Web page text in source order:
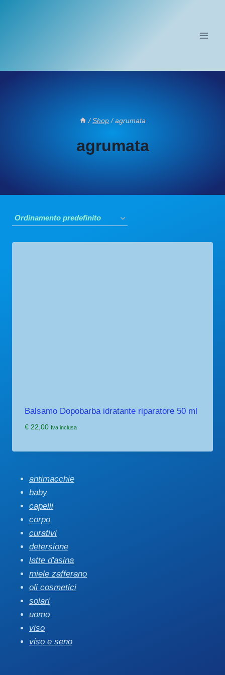
/ Shop / agrumata
agrumata
Balsamo Dopobarba idratante riparatore 50 ml
€22,00 Iva inclusa
antimacchie
baby
capelli
corpo
curativi
detersione
latte d'asina
miele zafferano
oli cosmetici
solari
uomo
viso
viso e seno